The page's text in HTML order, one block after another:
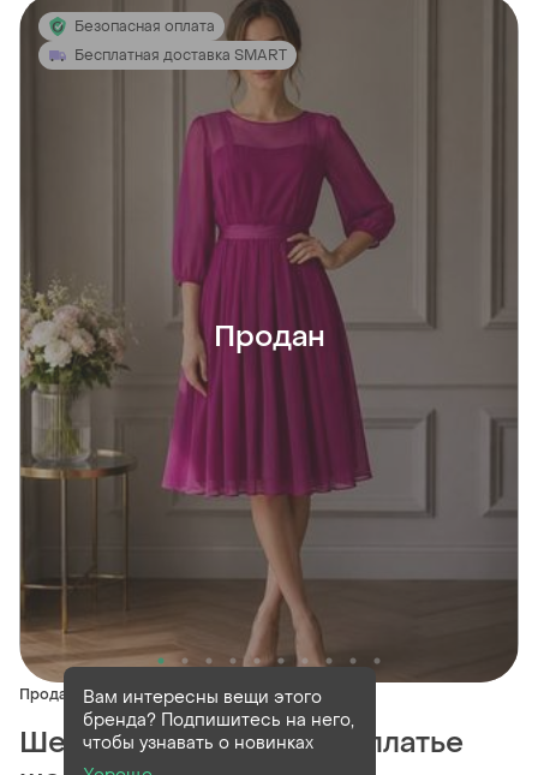
Безопасная оплата
Бесплатная доставка SMART
Продан
Продан
Шелковое платье миди платье
Вам интересны вещи этого
бренда? Подпишитесь на него,
чтобы узнавать о новинках